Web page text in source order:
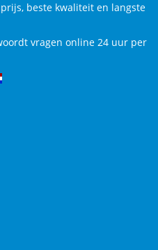
beste kwaliteit en langste
vragen online 24 uur per